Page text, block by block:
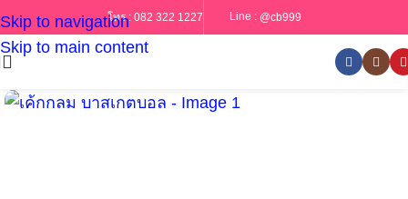
Skip to navigation
Skip to main content
โทร : 082 322 1227 Line : @cb999